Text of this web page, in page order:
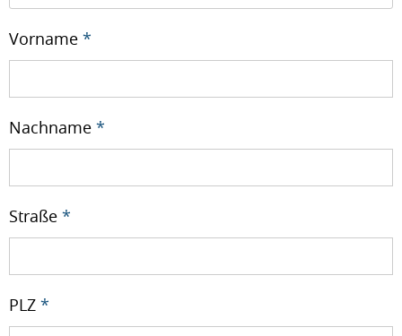
Vorname *
Nachname *
Straße *
PLZ *